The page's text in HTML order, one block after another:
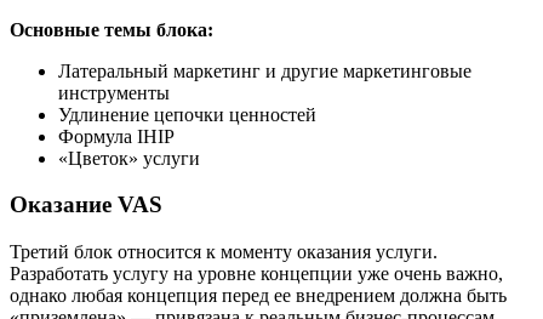
Основные темы блока:
Латеральный маркетинг и другие маркетинговые
инструменты
Удлинение цепочки ценностей
Формула IHIP
«Цветок» услуги
Оказание VAS
Третий блок относится к моменту оказания услуги.
Разработать услугу на уровне концепции уже очень важно,
однако любая концепция перед ее внедрением должна быть